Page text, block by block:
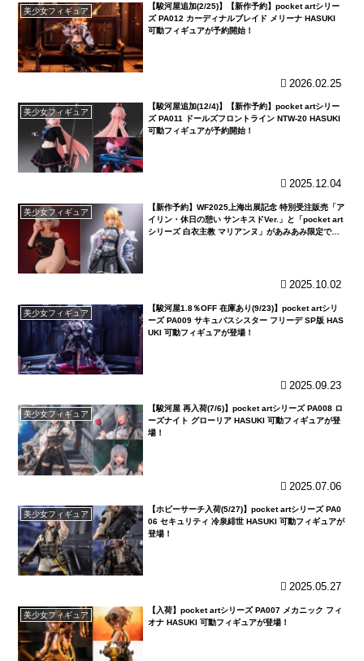
美少女フィギュア
【駿河屋追加(2/25)】【新作予約】pocket artシリー
ズ PA012 カーディナルブレイド メリーナ HASUKI
可動フィギュアが予約開始！
2026.02.25
美少女フィギュア
【駿河屋追加(12/4)】【新作予約】pocket artシリー
ズ PA011 ドールズフロントライン NTW-20 HASUKI
可動フィギュアが予約開始！
2025.12.04
美少女フィギュア
【新作予約】WF2025上海出展記念 特別受注販売「ア
イリン・休日の憩い サンキスドVer.」と「pocket art
シリーズ 白衣主教 マリアンヌ」があみあみ限定で予
2025.10.02
美少女フィギュア
【駿河屋1.8％OFF 在庫あり(9/23)】pocket artシリ
ーズ PA009 サキュバスシスター フリーデ SP版 HAS
UKI 可動フィギュアが登場！
2025.09.23
美少女フィギュア
【駿河屋 再入荷(7/6)】pocket artシリーズ PA008 ロ
ーズナイト グローリア HASUKI 可動フィギュアが登
場！
2025.07.06
美少女フィギュア
【ホビーサーチ入荷(5/27)】pocket artシリーズ PA0
06 セキュリティ 冷泉緋世 HASUKI 可動フィギュアが
登場！
2025.05.27
美少女フィギュア
【入荷】pocket artシリーズ PA007 メカニック フィ
オナ HASUKI 可動フィギュアが登場！